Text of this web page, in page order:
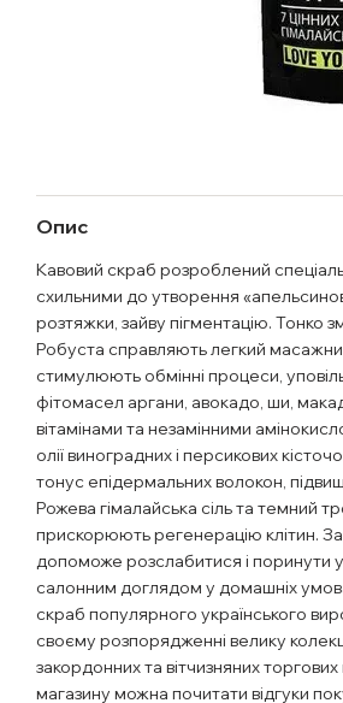
Опис
Кавовий скраб розроблений
схильними до утворення
розтяжки, зайву пігментацію. Тонко
Робуста справляють легкий
стимулюють обмінні процеси,
фітомасел аргани, авокадо, ши,
вітамінами та незамінними
олії виноградних і персикових
тонус епідермальних волокон,
Рожева гімалайська сіль та темний
прискорюють регенерацію клітин.
допоможе розслабитися і
салонним доглядом у домашніх
скраб популярного українського
своєму розпорядженні велику
закордонних та вітчизняних
магазину можна почитати відгуки